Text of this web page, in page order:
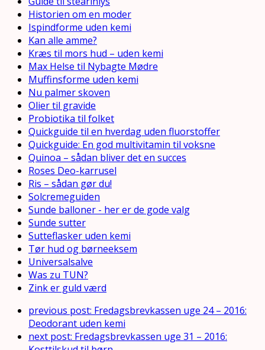
Historien om en moder
Ispindforme uden kemi
Kan alle amme?
Kræs til mors hud – uden kemi
Max Helse til Nybagte Mødre
Muffinsforme uden kemi
Nu palmer skoven
Olier til gravide
Probiotika til folket
Quickguide til en hverdag uden fluorstoffer
Quickguide: En god multivitamin til voksne
Quinoa – sådan bliver det en succes
Roses Deo-karrusel
Ris – sådan gør du!
Solcremeguiden
Sunde balloner - her er de gode valg
Sunde sutter
Sutteflasker uden kemi
Tør hud og børneeksem
Universalsalve
Was zu TUN?
Zink er guld værd
previous post: Fredagsbrevkassen uge 24 – 2016:
Deodorant uden kemi
next post: Fredagsbrevkassen uge 31 – 2016: